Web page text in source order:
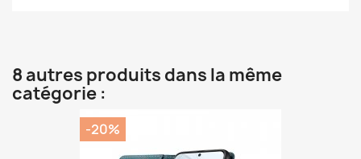
8 autres produits dans la même
catégorie :
-20%